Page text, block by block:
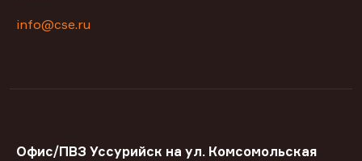
info@cse.ru
Офис/ПВЗ Уссурийск на ул. Комсомольская